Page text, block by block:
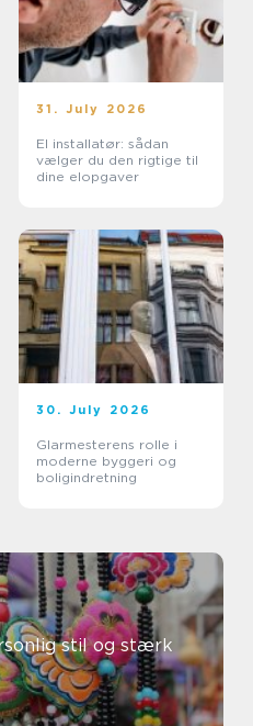
31. July 2026
El installatør: sådan
vælger du den rigtige til
dine elopgaver
30. July 2026
Glarmesterens rolle i
moderne byggeri og
boligindretning